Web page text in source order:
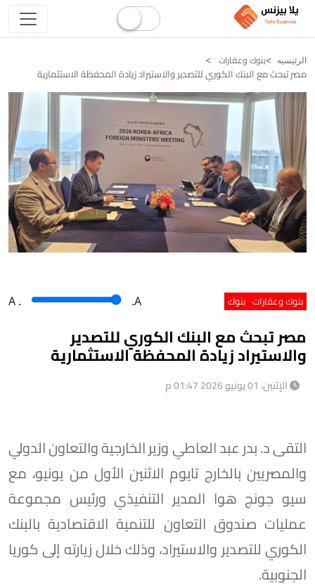
الرئيسيه بنوك وعقارات
مصر تبحث مع البنك الكوري للتصدير والاستيراد زيادة المحفظة الاستثمارية
بنوك وعقارات بنوك A . .A
مصر تبحث مع البنك الكوري للتصدير
والاستيراد زيادة المحفظة الاستثمارية
الإثنين، 01 يونيو 2026 01:47 م
التقى د. بدر عبد العاطي وزير الخارجية والتعاون الدولي
والمصريين بالخارج تايوم الاثنين الأول من يونيو، مع
سيو جونج هوا المدير التنفيذي ورئيس مجموعة
عمليات صندوق التعاون للتنمية الاقتصادية بالبنك
الكوري للتصدير والاستيراد، وذلك خلال زيارته إلى كوريا
الجنوبية.